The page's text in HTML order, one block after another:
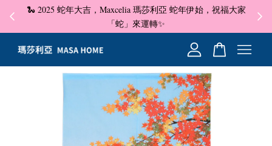
🐍 2025 蛇年大吉，Maxcelia 瑪莎利亞 蛇年伊始，祝福大家
「蛇」來運轉✨
✦
您的購物車目前還是空的。
繼續購物